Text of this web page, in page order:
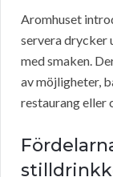
Aromhuset
servera drycker
med smaken.
av möjligheter,
restaurang eller